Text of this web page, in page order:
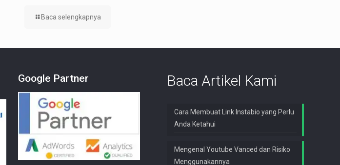
Baca selengkapnya
Google Partner Baca Artikel Kami
Cara Membuat Link Instabio yang Perlu
Anda Ketahui
Mengenal Youtube Vanced dan Risiko
Menggunakannya